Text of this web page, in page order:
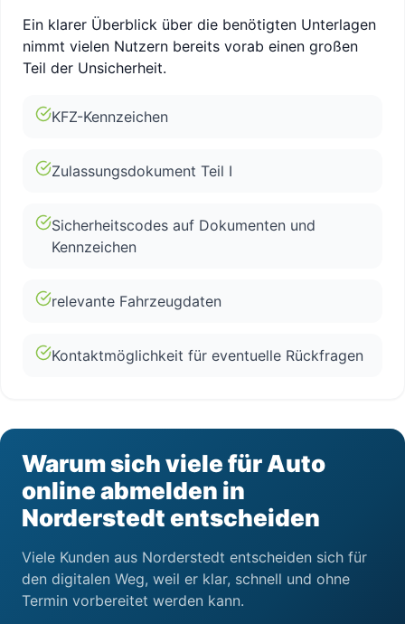
Ein klarer Überblick über die benötigten Unterlagen
nimmt vielen Nutzern bereits vorab einen großen
Teil der Unsicherheit.
KFZ-Kennzeichen
Zulassungsdokument Teil I
Sicherheitscodes auf Dokumenten und
Kennzeichen
relevante Fahrzeugdaten
Kontaktmöglichkeit für eventuelle Rückfragen
Warum sich viele für Auto
online abmelden in
Norderstedt entscheiden
Viele Kunden aus Norderstedt entscheiden sich für
den digitalen Weg, weil er klar, schnell und ohne
Termin vorbereitet werden kann.